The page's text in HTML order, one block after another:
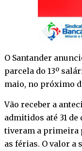
O Santander
parcela do 13º
maio, no próximo
Vão receber a
admitidos até 31 de
tiveram a primeira
as férias. O valor a